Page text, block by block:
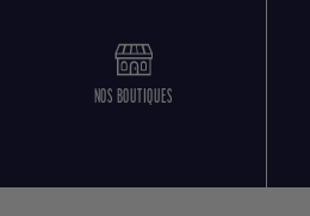
NOS BOUTIQUES